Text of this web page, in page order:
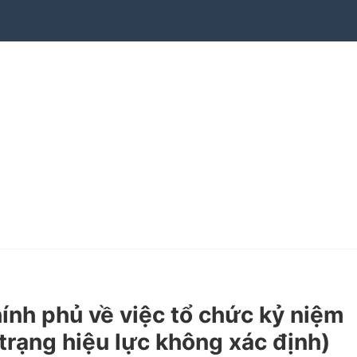
phủ về việc tổ chức kỷ niệm
hiệu lực không xác định)